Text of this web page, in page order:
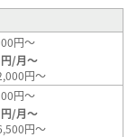
円～
円/月～
円～
円～
円/月～
円～